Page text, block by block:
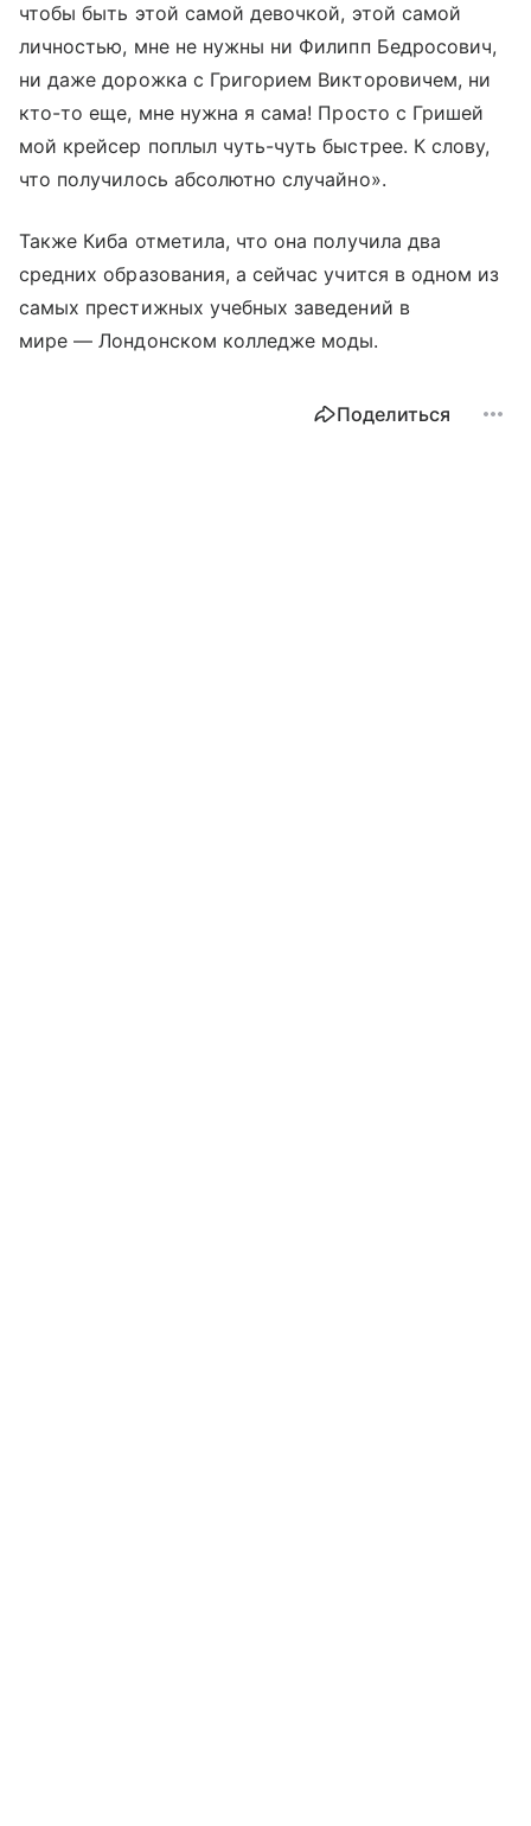
чтобы быть этой самой девочкой, этой самой
личностью, мне не нужны ни Филипп Бедросович,
ни даже дорожка с Григорием Викторовичем, ни
кто-то еще, мне нужна я сама! Просто с Гришей
мой крейсер поплыл чуть-чуть быстрее. К слову,
что получилось абсолютно случайно».
Также Киба отметила, что она получила два
средних образования, а сейчас учится в одном из
самых престижных учебных заведений в
мире — Лондонском колледже моды.
Поделиться